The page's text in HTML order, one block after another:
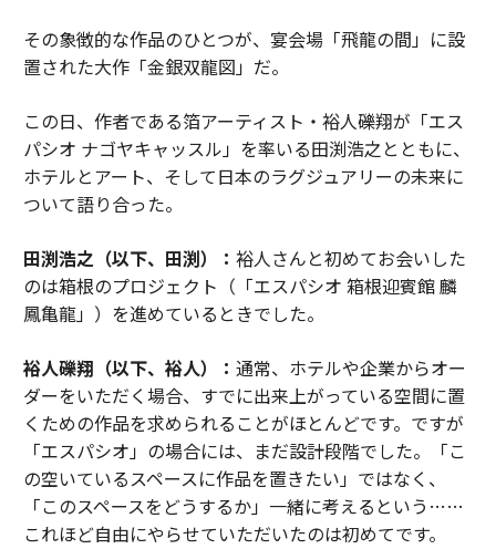
その象徴的な作品のひとつが、宴会場「飛龍の間」に設
置された大作「金銀双龍図」だ。
この日、作者である箔アーティスト・裕人礫翔が「エス
パシオ ナゴヤキャッスル」を率いる田渕浩之とともに、
ホテルとアート、そして日本のラグジュアリーの未来に
ついて語り合った。
田渕浩之（以下、田渕）： 裕人さんと初めてお会いした
のは箱根のプロジェクト（「エスパシオ 箱根迎賓館 麟
鳳亀龍」）を進めているときでした。
裕人礫翔（以下、裕人）： 通常、ホテルや企業からオー
ダーをいただく場合、すでに出来上がっている空間に置
くための作品を求められることがほとんどです。ですが
「エスパシオ」の場合には、まだ設計段階でした。「こ
の空いているスペースに作品を置きたい」ではなく、
「このスペースをどうするか」一緒に考えるという……
これほど自由にやらせていただいたのは初めてです。